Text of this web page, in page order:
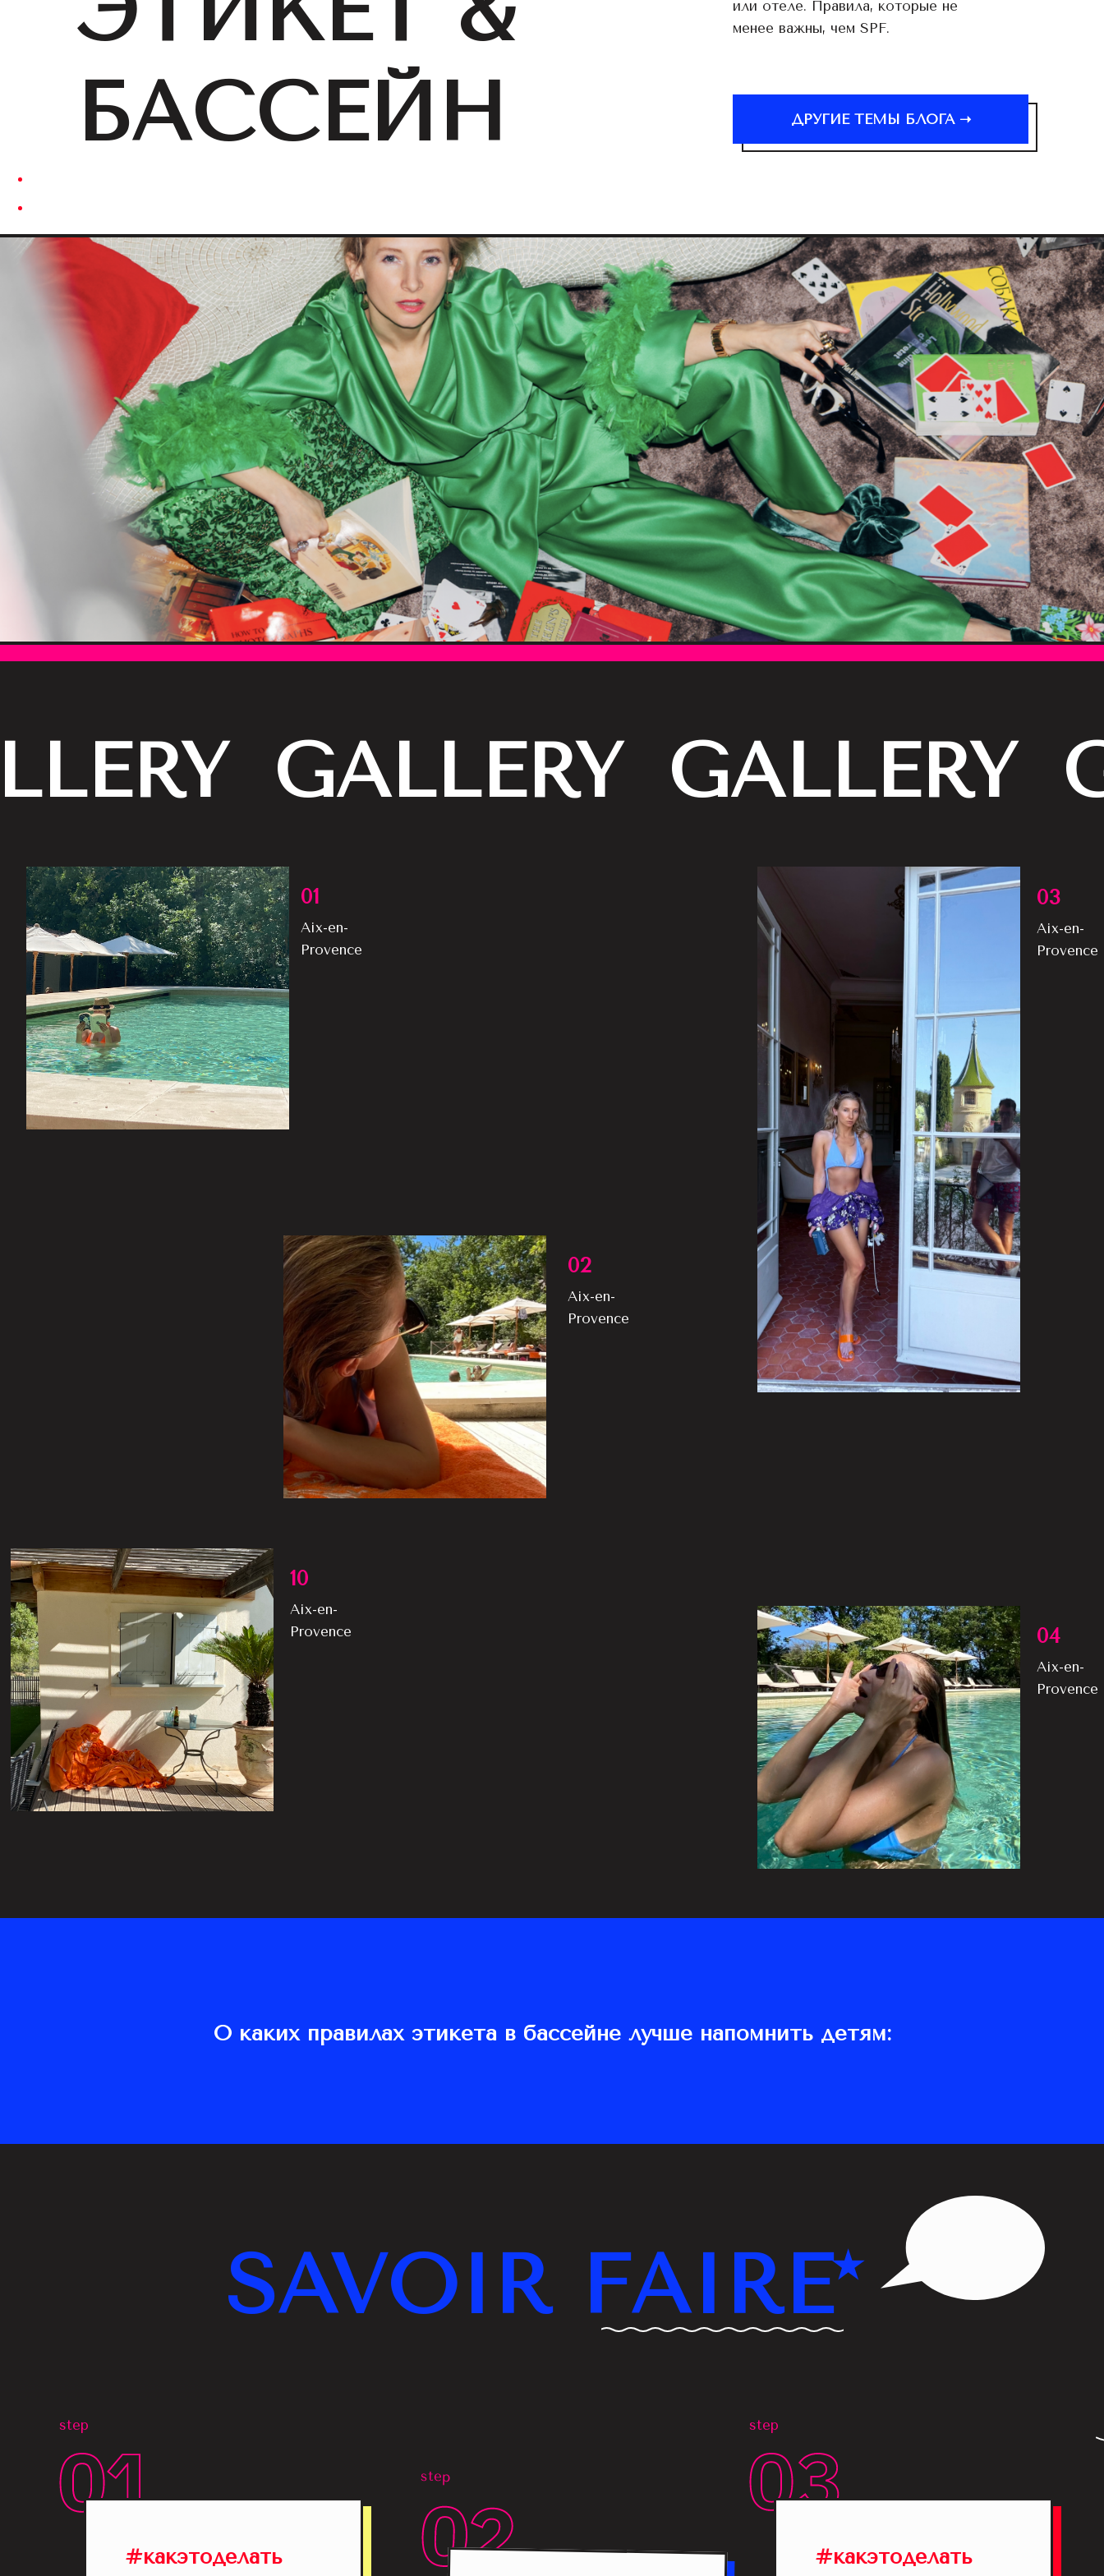
БАССЕЙН
или отеле. Правила, которые не
менее важны, чем SPF.
ДРУГИЕ ТЕМЫ БЛОГА ➝
GALLERY GALLERY
Aix-en-
Provence
01
Aix-en-
Provence
03
Aix-en-
Provence
02
Aix-en-
Provence
10
Aix-en-
Provence
04
О каких правилах этикета в бассейне лучше напомнить детям:
SAVOIR FAIRE*
#какэтоделать
step
step
#какэтоделать
step